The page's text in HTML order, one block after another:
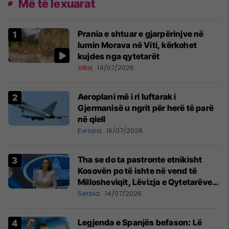
Më të lexuarat
Prania e shtuar e gjarpërinjve në
lumin Morava në Viti, kërkohet
kujdes nga qytetarët
Vitia 14/07/2026
Aeroplani më i ri luftarak i
Gjermanisë u ngrit për herë të parë
në qiell
Evropa 16/07/2026
Tha se do ta pastronte etnikisht
Kosovën po të ishte në vend të
Millosheviqit, Lëvizja e Qytetarëve
të Lirë në Serbi kërkon shkarkimin e
Serbia 14/07/2026
Legjenda e Spanjës befason: Lë